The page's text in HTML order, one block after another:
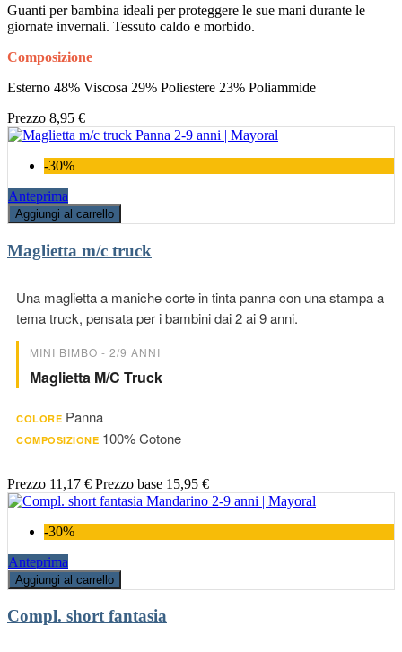
Guanti per bambina ideali per proteggere le sue mani durante le
giornate invernali. Tessuto caldo e morbido.
Composizione
Esterno 48% Viscosa 29% Poliestere 23% Poliammide
Prezzo 8,95 €
-30%
Anteprima
Aggiungi al carrello
Maglietta m/c truck
Una maglietta a maniche corte in tinta panna con una stampa a
tema truck, pensata per i bambini dai 2 ai 9 anni.
MINI BIMBO - 2/9 ANNI
Maglietta M/c Truck
COLORE Panna
COMPOSIZIONE 100% Cotone
Prezzo 11,17 € Prezzo base 15,95 €
-30%
Anteprima
Aggiungi al carrello
Compl. short fantasia